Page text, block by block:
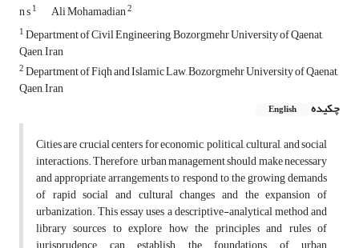
n s1 Ali Mohamadian2
1Department of Civil Engineering, Bozorgmehr University of Qaenat,
Qaen, Iran
2Department of Fiqh and Islamic Law, Bozorgmehr University of Qaenat,
Qaen, Iran
چکیده
English
Cities are crucial centers for economic, political, cultural, and social
interactions. Therefore, urban management should make necessary
and appropriate arrangements to respond to the growing demands
of rapid social and cultural changes and the expansion of
urbanization. This essay uses a descriptive-analytical method and
library sources to explore how the principles and rules of